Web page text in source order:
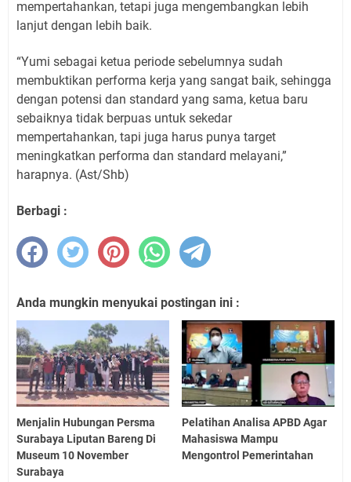
mempertahankan, tetapi juga mengembangkan lebih
lanjut dengan lebih baik.
“Yumi sebagai ketua periode sebelumnya sudah
membuktikan performa kerja yang sangat baik, sehingga
dengan potensi dan standard yang sama, ketua baru
sebaiknya tidak berpuas untuk sekedar
mempertahankan, tapi juga harus punya target
meningkatkan performa dan standard melayani,”
harapnya. (Ast/Shb)
Berbagi :
Anda mungkin menyukai postingan ini :
Menjalin Hubungan Persma
Surabaya Liputan Bareng Di
Museum 10 November
Surabaya
Pelatihan Analisa APBD Agar
Mahasiswa Mampu
Mengontrol Pemerintahan